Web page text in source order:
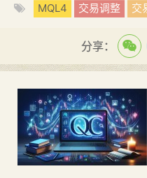
MQL4 交易调整 交
分享：